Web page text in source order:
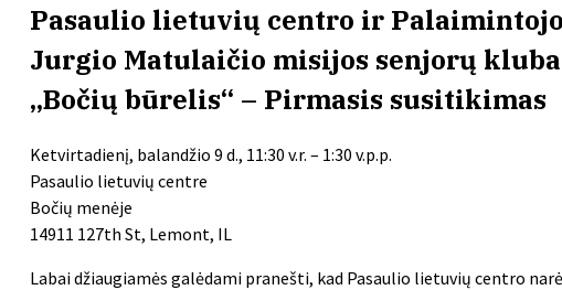
Pasaulio lietuvių centro ir Palaimintojo
Jurgio Matulaičio misijos senjorų
„Bočių būrelis“ – Pirmasis susitikimas
Ketvirtadienį, balandžio 9 d., 11:30 v.r. – 1:30 v.p.p.
Pasaulio lietuvių centre
Bočių menėje
14911 127th St, Lemont, IL
Labai džiaugiamės galėdami pranešti, kad Pasaulio lietuvių centro